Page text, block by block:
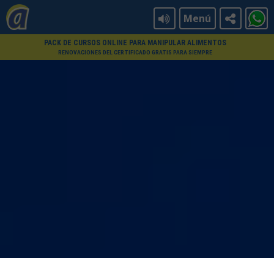
Menú
PACK DE CURSOS ONLINE PARA MANIPULAR ALIMENTOS
RENOVACIONES DEL CERTIFICADO GRATIS PARA SIEMPRE